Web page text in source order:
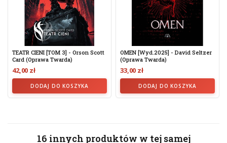
TEATR CIENI [TOM 3] - Orson Scott
Card (oprawa Twarda)
42,00 zł
DODAJ DO KOSZYKA
OMEN [wyd.2025] - David Seltzer
(oprawa Twarda)
33,00 zł
DODAJ DO KOSZYKA
16 innych produktów w tej samej